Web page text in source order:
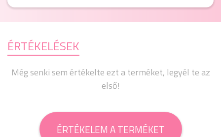
ÉRTÉKELÉSEK
Még senki sem értékelte ezt a terméket, legyél te az
első!
ÉRTÉKELEM A TERMÉKET